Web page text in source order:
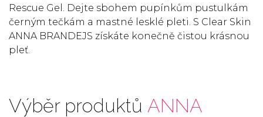
Rescue Gel. Dejte sbohem pupínkům pustulkám
černým tečkám a mastné lesklé pleti. S Clear Skin
ANNA BRANDEJS získáte konečně čistou krásnou
pleť.
Výběr produktů ANNA